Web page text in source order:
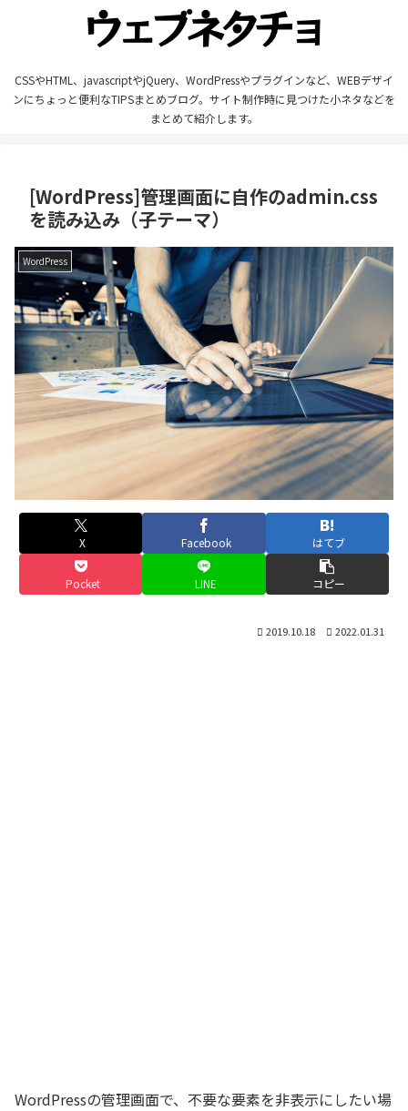
CSSやHTML、javascriptやjQuery、WordPressやプラグインなど、WEBデザイ
ンにちょっと便利なTIPSまとめブログ。サイト制作時に見つけた小ネタなどを
まとめて紹介します。
[WordPress]管理画面に自作のadmin.css
を読み込み（子テーマ）
WordPress
X Facebook はてブ
Pocket LINE コピー
2019.10.18 2022.01.31
WordPressの管理画面で、不要な要素を非表示にしたい場